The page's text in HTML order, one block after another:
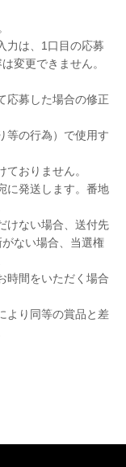
力は、1口目の応募
変更できません。
応募した場合の修正
等の行為）で使用す
おりません。
に発送します。番地
けない場合、送付先
ない場合、当選権
時間をいただく場合
より同等の賞品と差